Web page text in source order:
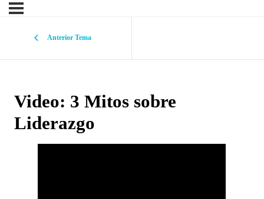
Anterior Tema
Video: 3 Mitos sobre
Liderazgo